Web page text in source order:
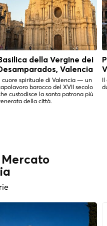
della Vergine dei
Valencia
cuore spirituale di Valencia — un
barocco del XVII secolo
custodisce la santa patrona più
della città.
Il